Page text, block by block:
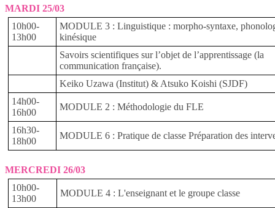
MARDI 25/03
10h00-
13h00
MODULE 3 : Linguistique : morpho-syntaxe,
kinésique
Savoirs scientifiques sur l’objet de l’apprentissage (la
communication française).
Keiko Uzawa (Institut) & Atsuko Koishi (SJDF)
14h00-
16h00
MODULE 2 : Méthodologie du FLE
16h30-
18h00
MODULE 6 : Pratique de classe Préparation des
MERCREDI 26/03
10h00-
13h00
MODULE 4 : L'enseignant et le groupe classe